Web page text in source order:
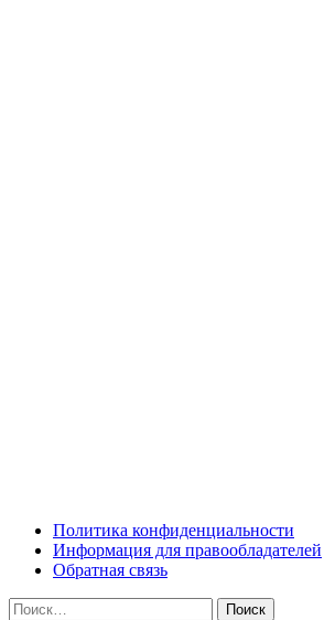
Skip
content
Политика конфиденциальности
Информация для правообладателей
Обратная связь
Найти: